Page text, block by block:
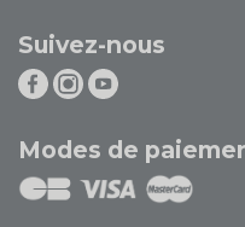
Suivez-nous
Modes de